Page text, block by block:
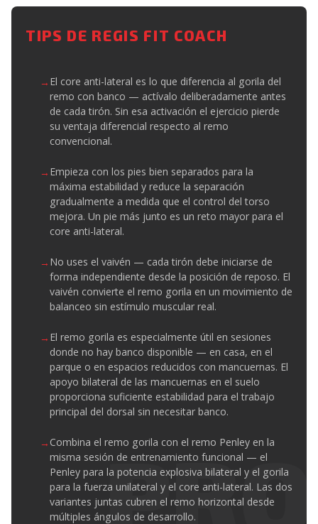
TIPS DE REGIS FIT COACH
El core anti-lateral es lo que diferencia al gorila del
remo con banco — actívalo deliberadamente antes
de cada tirón. Sin esa activación el ejercicio pierde
su ventaja diferencial respecto al remo
convencional.
Empieza con los pies bien separados para la
máxima estabilidad y reduce la separación
gradualmente a medida que el control del torso
mejora. Un pie más junto es un reto mayor para el
core anti-lateral.
No uses el vaivén — cada tirón debe iniciarse de
forma independiente desde la posición de reposo. El
vaivén convierte el remo gorila en un movimiento de
balanceo sin estímulo muscular real.
El remo gorila es especialmente útil en sesiones
donde no hay banco disponible — en casa, en el
parque o en espacios reducidos con mancuernas. El
apoyo bilateral de las mancuernas en el suelo
proporciona suficiente estabilidad para el trabajo
principal del dorsal sin necesitar banco.
Combina el remo gorila con el remo Penley en la
misma sesión de entrenamiento funcional — el
Penley para la potencia explosiva bilateral y el gorila
para la fuerza unilateral y el core anti-lateral. Las dos
variantes juntas cubren el remo horizontal desde
múltiples ángulos de desarrollo.